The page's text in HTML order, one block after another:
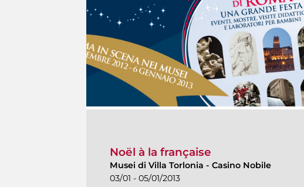
Noël à la française
Musei di Villa Torlonia - Casino Nobile
03/01 - 05/01/2013